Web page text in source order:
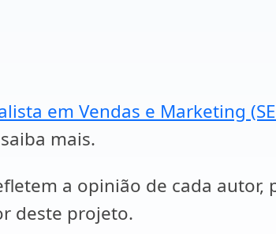
em Vendas e Marketing
mais.
a opinião de cada autor,
deste projeto.